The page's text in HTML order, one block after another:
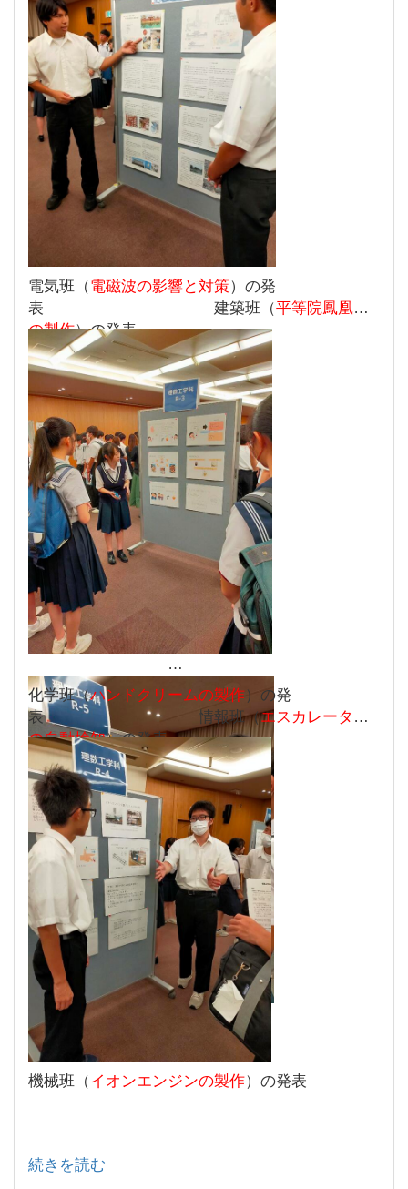
電気班（電磁波の影響と対策）の発
表 建築班（平等院鳳凰堂
の製作）の発表
化学班（ハンドクリームの製作）の発
表 情報班（エスカレーター
の自動検知）の発表
機械班（イオンエンジンの製作）の発表
続きを読む